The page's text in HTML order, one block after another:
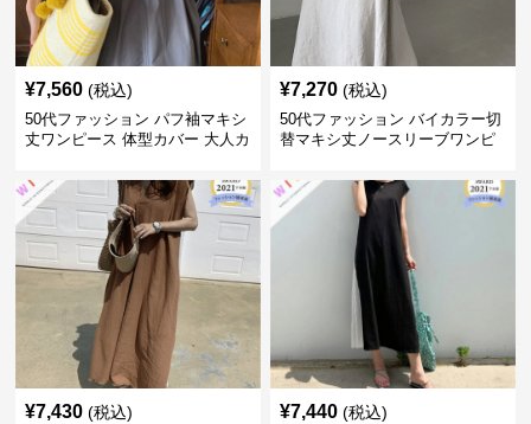
¥7,560 (税込)
50代ファッション パフ袖マキシ
丈ワンピース 体型カバー 大人カ
¥7,270 (税込)
50代ファッション バイカラー切
替マキシ丈ノースリーブワンピ
¥7,430 (税込) ¥7,440 (税込)